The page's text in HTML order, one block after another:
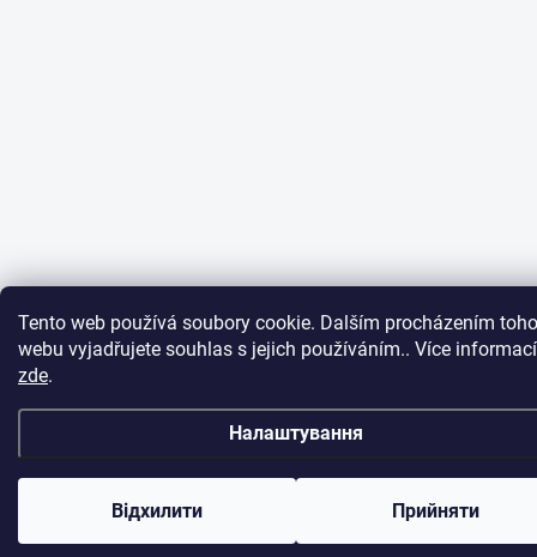
Tento web používá soubory cookie. Dalším procházením
webu vyjadřujete souhlas s jejich používáním.. Více informací
zde.
Налаштування
Відхилити Прийняти